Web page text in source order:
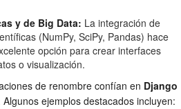
y de Big Data: La integración de
(NumPy, SciPy, Pandas) hace
opción para crear interfaces
o visualización.
de renombre confían en Django
ejemplos destacados incluyen: